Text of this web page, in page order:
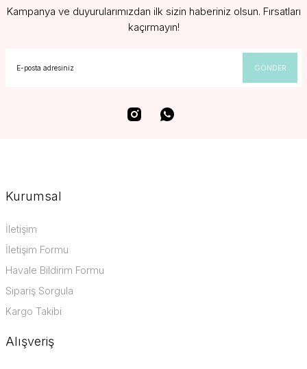
Kampanya ve duyurularımızdan ilk sizin haberiniz olsun. Fırsatları
kaçırmayın!
GÖNDER
Kurumsal
İletişim
İletişim Formu
Havale Bildirim Formu
Sipariş Sorgula
Kargo Takibi
Alışveriş